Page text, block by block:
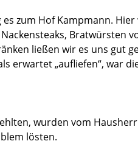
es zum Hof Kampmann.
Bratwürsten
ließen wir es uns gut
erwartet „aufliefen“, war
wurden vom
lösten.